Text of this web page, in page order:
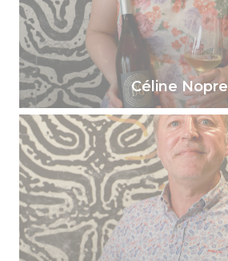
Céline Nopre